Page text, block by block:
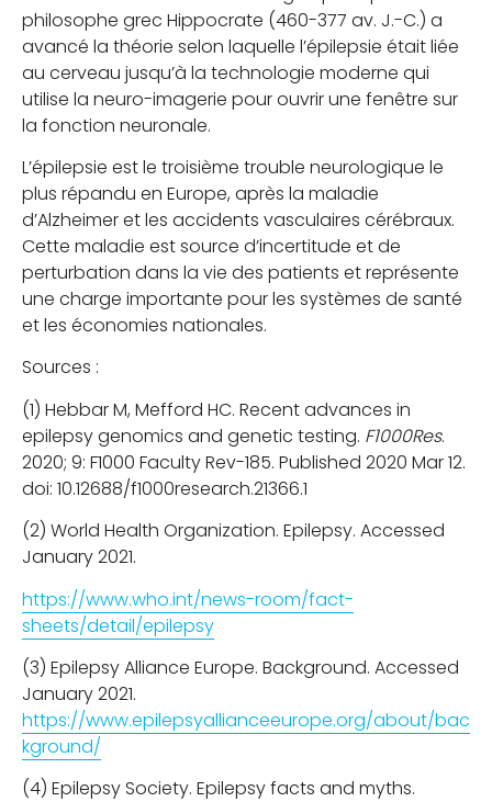
philosophe grec Hippocrate (460-377 av. J.-C.) a
avancé la théorie selon laquelle l’épilepsie était liée
au cerveau jusqu’à la technologie moderne qui
utilise la neuro-imagerie pour ouvrir une fenêtre sur
la fonction neuronale.
L’épilepsie est le troisième trouble neurologique le
plus répandu en Europe, après la maladie
d’Alzheimer et les accidents vasculaires cérébraux.
Cette maladie est source d’incertitude et de
perturbation dans la vie des patients et représente
une charge importante pour les systèmes de santé
et les économies nationales.
Sources :
(1) Hebbar M, Mefford HC. Recent advances in
epilepsy genomics and genetic testing. F1000Res.
2020; 9: F1000 Faculty Rev-185. Published 2020 Mar 12.
doi: 10.12688/f1000research.21366.1
(2) World Health Organization. Epilepsy. Accessed
January 2021.
https://www.who.int/news-room/fact-
sheets/detail/epilepsy
(3) Epilepsy Alliance Europe. Background. Accessed
January 2021.
https://www.epilepsyallianceeurope.org/about/bac
kground/
(4) Epilepsy Society. Epilepsy facts and myths.